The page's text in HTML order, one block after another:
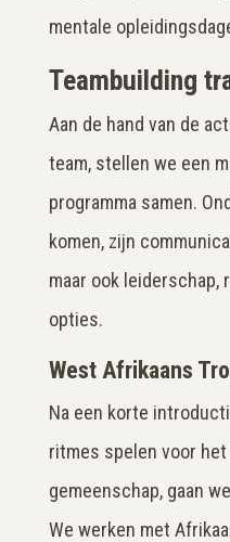
mentale
Teambuilding
Aan de hand van de
team, stellen we een
programma samen.
komen, zijn
maar ook
opties.
West Afrikaans
Na een korte
ritmes spelen voor
gemeenschap, gaan
We werken met